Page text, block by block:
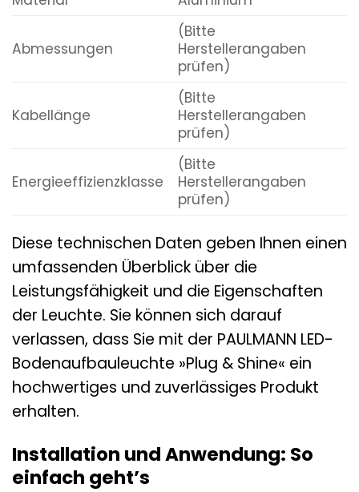
Abmessungen
(Bitte
Herstellerangaben
prüfen)
Kabellänge
(Bitte
Herstellerangaben
prüfen)
Energieeffizienzklasse
(Bitte
Herstellerangaben
prüfen)
Diese technischen Daten geben Ihnen einen
umfassenden Überblick über die
Leistungsfähigkeit und die Eigenschaften
der Leuchte. Sie können sich darauf
verlassen, dass Sie mit der PAULMANN LED-
Bodenaufbauleuchte »Plug & Shine« ein
hochwertiges und zuverlässiges Produkt
erhalten.
Installation und Anwendung: So
einfach geht’s